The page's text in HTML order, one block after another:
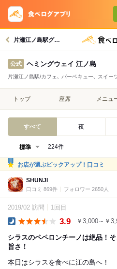
片瀬江ノ島駅グルメへ
公式 ヘミングウェイ 江ノ島
片瀬江ノ島駅/カフェ､ バーベキュー､ スイー
トップ 座席 メニュ
すべて 夜
224件
お店が選ぶピックアップ！口コミ
SHUNJI
口コミ 869件 フォロワー 2650人
2019/02 訪問 1回目
3.9 ￥3,000～￥
シラスのペペロンチーノは絶品！
旨さ！
本日はシラスを食べに江の島へ！